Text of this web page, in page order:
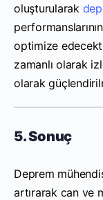
oluşturularak
optimize
zamanlı olarak
olarak
5. Sonuç
Deprem
artırarak can ve